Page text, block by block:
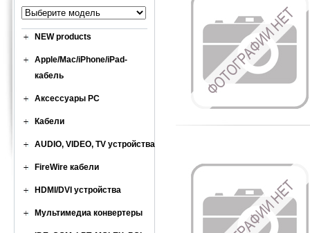
NEW products
Apple/Mac/iPhone/iPad-
кабель
Аксессуары PC
Кабели
AUDIO, VIDEO, TV устройства
FireWire кабели
HDMI/DVI устройства
Мультимедиа конвертеры